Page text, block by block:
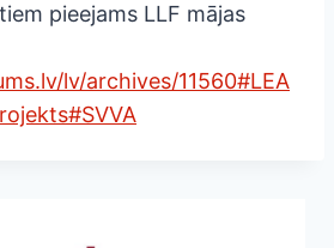
pieejams LLF mājas
lv/archives/11560#LEA
#SVVA